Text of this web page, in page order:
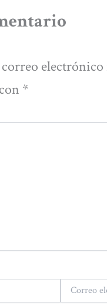
electrónico
*
Correo
electrónico*